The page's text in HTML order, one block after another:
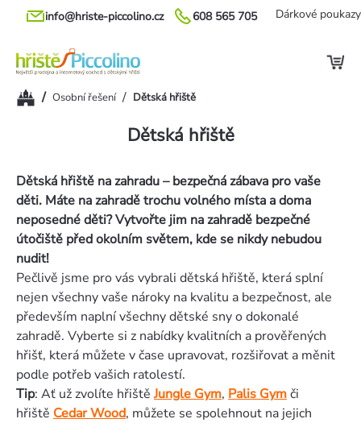
Přejít
608 565 705
info@hriste-piccolino.cz Dárkové poukazy
Domů/ Osobní řešení / Dětská hřiště
Dětská hřiště
Dětská hřiště na zahradu – bezpečná zábava pro vaše
děti. Máte na zahradě trochu volného místa a doma
neposedné děti? Vytvořte jim na zahradě bezpečné
útočiště před okolním světem, kde se nikdy nebudou
nudit!
Pečlivě jsme pro vás vybrali dětská hřiště, která splní
nejen všechny vaše nároky na kvalitu a bezpečnost, ale
především naplní všechny dětské sny o dokonalé
zahradě. Vyberte si z nabídky kvalitních a prověřených
hřišť, která můžete v čase upravovat, rozšiřovat a měnit
podle potřeb vašich ratolestí.
Tip: Ať už zvolíte hřiště Jungle Gym, Palis Gymči
hřiště Cedar Wood, můžete se spolehnout na jejich